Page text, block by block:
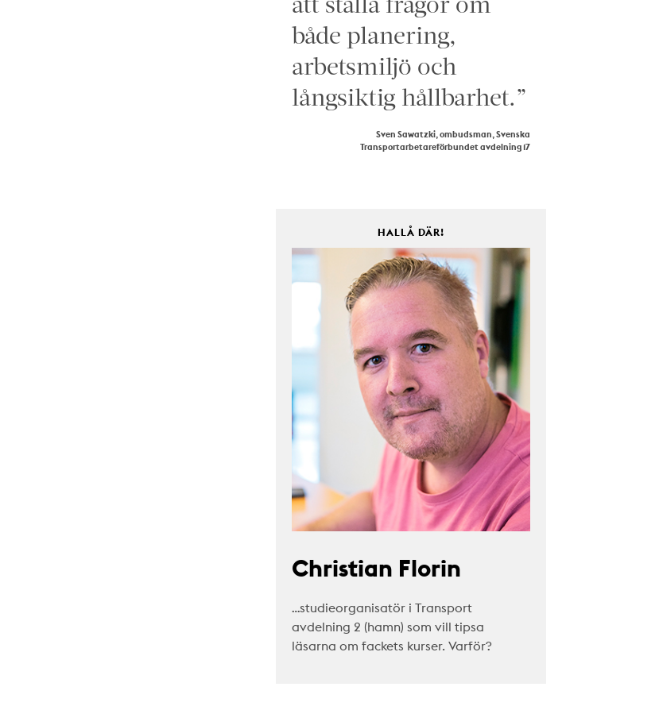
både planering,
arbetsmiljö och
långsiktig hållbarhet.”
Sven Sawatzki, ombudsman, Svenska
Transportarbetareförbundet avdelning 17
HALLÅ DÄR!
Christian Florin
…studieorganisatör i Transport
avdelning 2 (hamn) som vill tipsa
läsarna om fackets kurser. Varför?